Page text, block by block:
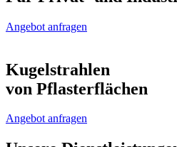
Angebot anfragen
Kugelstrahlen
von Pflasterflächen
Angebot anfragen